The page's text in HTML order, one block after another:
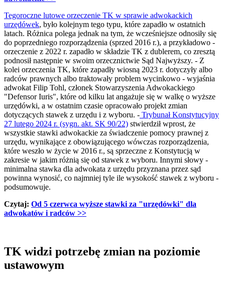
Tegoroczne lutowe orzeczenie TK w sprawie adwokackich
urzędówek, było kolejnym tego typu, które zapadło w ostatnich
latach. Różnica polega jednak na tym, że wcześniejsze odnosiły się
do poprzedniego rozporządzenia (sprzed 2016 r.), a przykładowo -
orzeczenie z 2022 r. zapadło w składzie TK z dublerem, co zresztą
podnosił następnie w swoim orzecznictwie Sąd Najwyższy. - Z
kolei orzeczenia TK, które zapadły wiosną 2023 r. dotyczyły albo
radców prawnych albo traktowały problem wycinkowo - wyjaśnia
adwokat Filip Tohl, członek Stowarzyszenia Adwokackiego
"Defensor Iuris", które od kilku lat angażuje się w walkę o wyższe
urzędówki, a w ostatnim czasie opracowało projekt zmian
dotyczących stawek z urzędu i z wyboru. - Trybunał Konstytucyjny
27 lutego 2024 r. (sygn. akt. SK 90/22) stwierdził wprost, że
wszystkie stawki adwokackie za świadczenie pomocy prawnej z
urzędu, wynikające z obowiązującego wówczas rozporządzenia,
które weszło w życie w 2016 r., są sprzeczne z Konstytucją w
zakresie w jakim różnią się od stawek z wyboru. Innymi słowy -
minimalna stawka dla adwokata z urzędu przyznana przez sąd
powinna wynosić, co najmniej tyle ile wysokość stawek z wyboru -
podsumowuje.
Czytaj: Od 5 czerwca wyższe stawki za "urzędówki" dla
adwokatów i radców >>
TK widzi potrzebę zmian na poziomie
ustawowym